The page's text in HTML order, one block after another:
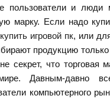
пользователи и люди
марку. Если надо
купить игровой пк, или
продукцию только
секрет, что торговая
Давным-давно
компьютерного